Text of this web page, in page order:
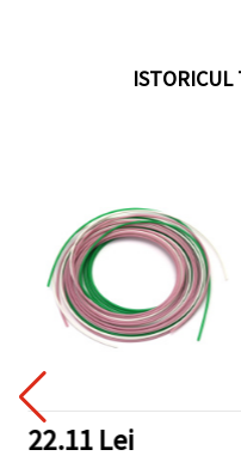
ISTORICUL
22.11 Lei